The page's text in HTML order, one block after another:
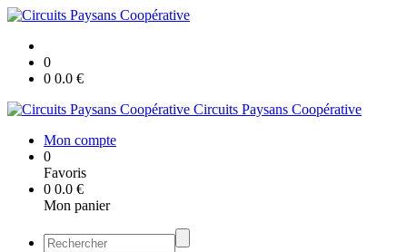
0
0 0.0 €
Circuits Paysans Coopérative
Mon compte
0
Favoris
0 0.0 €
Mon panier